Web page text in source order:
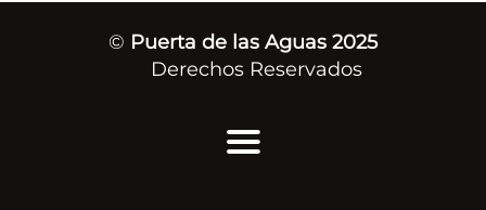
© Puerta de las Aguas 2025
Derechos Reservados